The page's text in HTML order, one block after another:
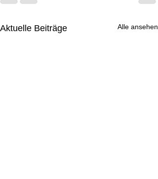
Aktuelle Beiträge Alle ansehen